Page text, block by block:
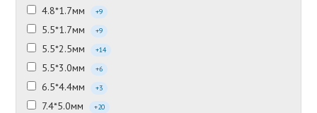
4.8*1.7мм +9
5.5*1.7мм +9
5.5*2.5мм +14
5.5*3.0мм +6
6.5*4.4мм +3
7.4*5.0мм +20